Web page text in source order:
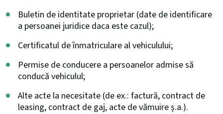
Buletin de identitate proprietar (date de identificare
a persoanei juridice daca este cazul);
Certificatul de înmatriculare al vehiculului;
Permise de conducere a persoanelor admise să
conducă vehiculul;
Alte acte la necesitate (de ex.: factură, contract de
leasing, contract de gaj, acte de vămuire ș.a.).